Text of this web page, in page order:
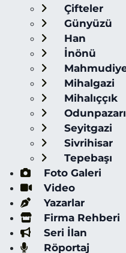
Çifteler
Günyüzü
Han
İnönü
Mihalgazi
Mihalıççık
Odunpazarı
Seyitgazi
Sivrihisar
Tepebaşı
Foto Galeri
Video
Yazarlar
Firma Rehberi
Seri İlan
Röportaj